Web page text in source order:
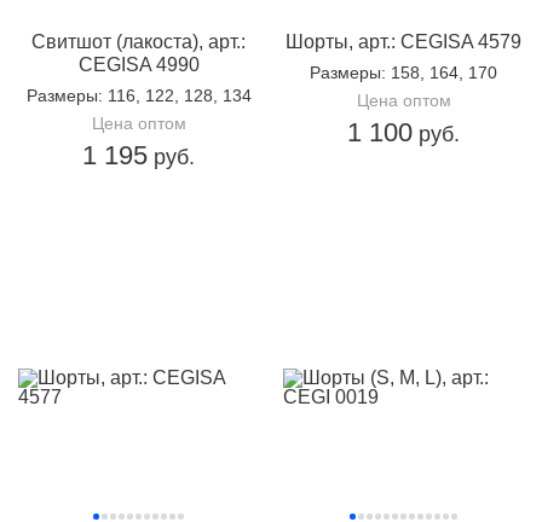
Свитшот (лакоста), арт.:
CEGISA 4990
Размеры: 116, 122, 128, 134
Цена оптом
1 195 руб.
Шорты, арт.: CEGISA 4579
Размеры: 158, 164, 170
Цена оптом
1 100 руб.